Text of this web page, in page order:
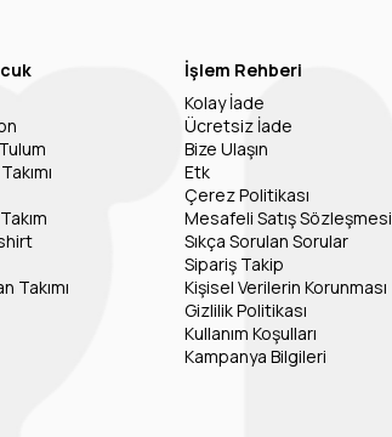
Takımı
İşlem Rehberi
Kolay İade
Ücretsiz İade
Bize Ulaşın
Etk
Çerez Politikası
Mesafeli Satış Sözleşmesi
Sıkça Sorulan Sorular
Sipariş Takip
Kişisel Verilerin Korunması
Gizlilik Politikası
Kullanım Koşulları
Kampanya Bilgileri